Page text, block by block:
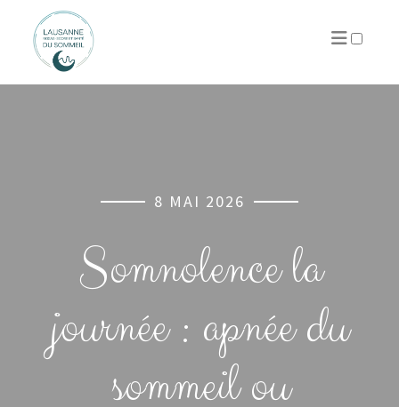
8 MAI 2026
Somnolence la
journée : apnée du
sommeil ou